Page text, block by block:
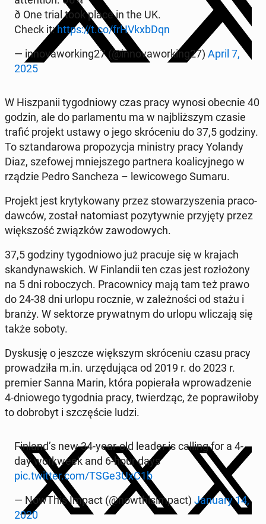
ð One trial took place in the UK.
Check it:https://t.co/frHVkxb­Dqn
— in­no­va­wor­king27 (@in­no­va­wor­king27) April 7,
2025
W Hisz­pa­nii ty­go­dnio­wy czas pracy wynosi obecnie 40
godzin, ale do par­la­men­tu ma w naj­bliż­szym czasie
trafić projekt ustawy o jego skró­ce­niu do 37,5 godziny.
To sztan­da­ro­wa pro­po­zy­cja mi­ni­stry pracy Yolandy
Diaz, sze­fo­wej mniej­sze­go part­ne­ra ko­ali­cyj­ne­go w
rządzie Pedro San­che­za – le­wi­co­we­go Sumaru.
Projekt jest kry­ty­ko­wa­ny przez sto­wa­rzy­sze­nia pra­co­
daw­ców, został na­to­miast po­zy­tyw­nie przy­ję­ty przez
więk­szość związ­ków za­wo­do­wych.
37,5 godziny ty­go­dnio­wo już pracuje się w krajach
skan­dy­naw­skich. W Fin­lan­dii ten czas jest roz­ło­żo­ny
na 5 dni ro­bo­czych. Pra­cow­ni­cy mają tam też prawo
do 24-38 dni urlopu rocznie, w za­leż­no­ści od stażu i
branży. W sek­to­rze pry­wat­nym do urlopu wli­cza­ją się
także soboty.
Dys­ku­sję o jeszcze więk­szym skró­ce­niu czasu pracy
pro­wa­dzi­ła m.in. urzę­du­ją­ca od 2019 r. do 2023 r.
premier Sanna Marin, która po­pie­ra­ła wpro­wa­dze­nie
4-dnio­we­go ty­go­dnia pracy, twier­dząc, że po­pra­wi­ło­by
to do­bro­byt i szczę­ście ludzi.
Finland’s new 34-year-old leader is calling for a 4-
day wor­kwe­ek and 6-hour days
pic.twitter.com/TSGe3UxC1b
— NowThis Impact (@now­thi­sim­pact) January 14,
2020